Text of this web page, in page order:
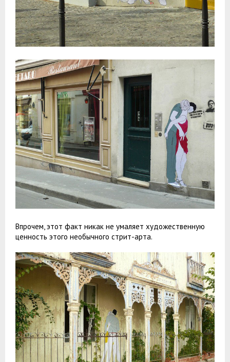
Впрочем, этот факт никак не умаляет художественную
ценность этого необычного стрит-арта.